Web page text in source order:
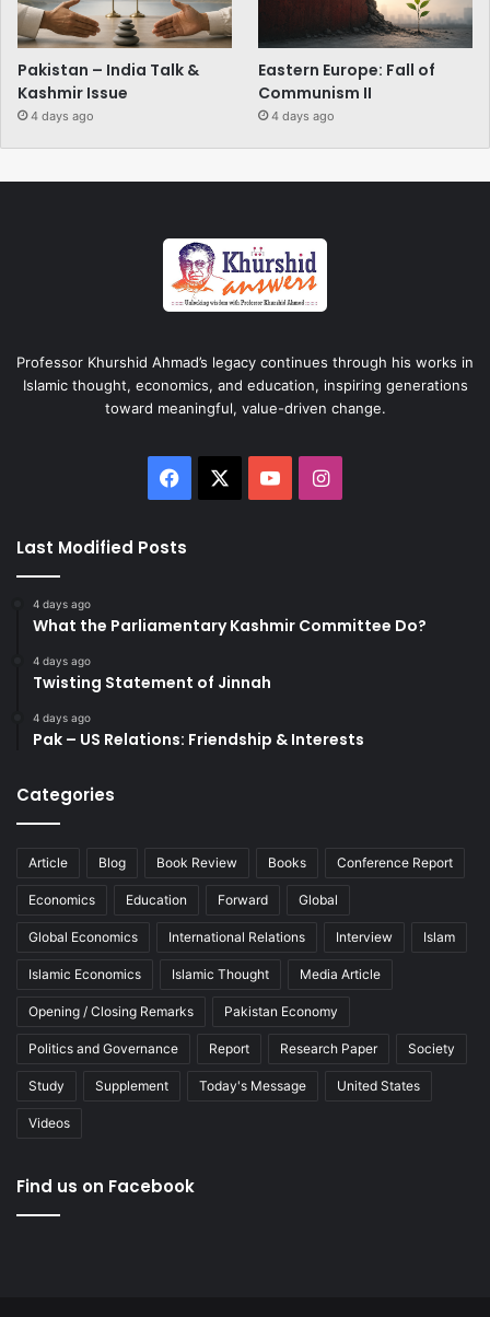
Pakistan – India Talk &
Kashmir Issue
4 days ago
Eastern Europe: Fall of
Communism II
4 days ago
Professor Khurshid Ahmad’s legacy continues through his works in
Islamic thought, economics, and education, inspiring generations
toward meaningful, value-driven change.
Facebook YouTubeInstagram
Last Modified Posts
4 days ago
What the Parliamentary Kashmir Committee Do?
4 days ago
Twisting Statement of Jinnah
4 days ago
Pak – US Relations: Friendship & Interests
Categories
Article Blog Book Review Books Conference Report
Economics Education Forward Global
Global Economics International Relations Interview Islam
Islamic Economics Islamic Thought Media Article
Opening / Closing Remarks Pakistan Economy
Politics and Governance Report Research Paper Society
Study Supplement Today's Message United States
Videos
Find us on Facebook